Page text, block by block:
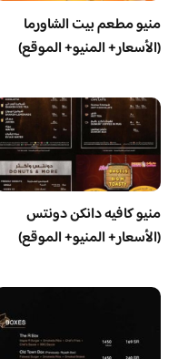
منيو مطعم بيت الشاورما
(الأسعار+ المنيو+ الموقع)
منيو كافيه دانكن دونتس
(الأسعار+ المنيو+ الموقع)